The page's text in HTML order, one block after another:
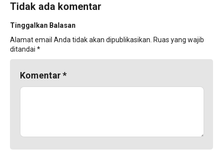
Tidak ada komentar
Tinggalkan Balasan
Alamat email Anda tidak akan dipublikasikan. Ruas yang wajib
ditandai *
Komentar*